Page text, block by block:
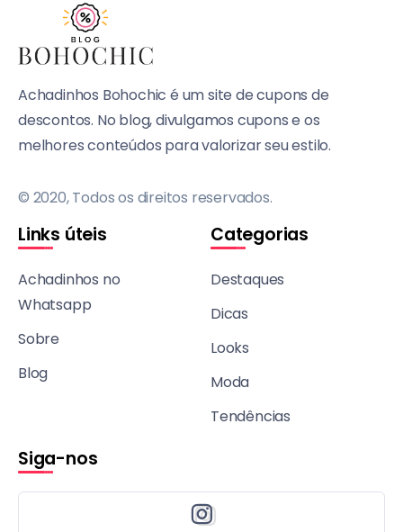
Achadinhos Bohochic é um site de cupons de
descontos. No blog, divulgamos cupons e os
melhores conteúdos para valorizar seu estilo.
© 2020, Todos os direitos reservados.
Links úteis
Achadinhos no
Whatsapp
Sobre
Blog
Categorias
Destaques
Dicas
Looks
Moda
Tendências
Siga-nos